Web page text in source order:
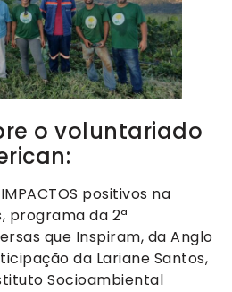
o voluntariado
positivos na
programa da 2ª
que Inspiram, da Anglo
da Lariane Santos,
Socioambiental